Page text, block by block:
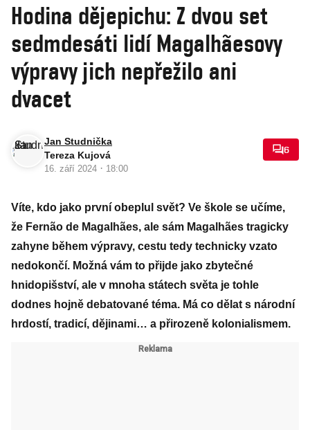
Hodina dějepichu: Z dvou set
sedmdesáti lidí Magalhãesovy
výpravy jich nepřežilo ani
dvacet
Jan Studnička
Tereza Kujová
16. září 2024 · 18:00
6
Víte, kdo jako první obeplul svět? Ve škole se učíme,
že Fernão de Magalhães, ale sám Magalhães tragicky
zahyne během výpravy, cestu tedy technicky vzato
nedokončí. Možná vám to přijde jako zbytečné
hnidopišství, ale v mnoha státech světa je tohle
dodnes hojně debatované téma. Má co dělat s národní
hrdostí, tradicí, dějinami… a přirozeně kolonialismem.